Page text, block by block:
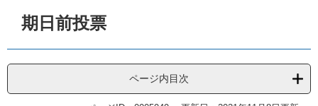
期日前投票
ページ内目次